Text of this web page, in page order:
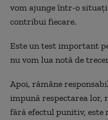
vom ajunge într-o
contribui fiecare.
Este un test important
nu vom lua notă de
Apoi, rămâne
impună respectarea lor,
fără efectul punitiv,